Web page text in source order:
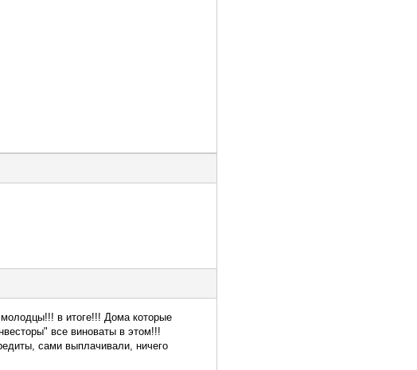
в итоге!!! Дома которые
все виноваты в этом!!!
сами выплачивали, ничего